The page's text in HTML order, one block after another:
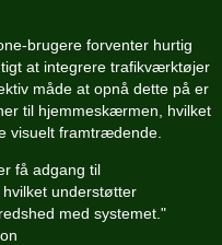
brugere forventer hurtig
at integrere trafikværktøjer
måde at opnå dette på er
til hjemmeskærmen, hvilket
visuelt framtrædende.
få adgang til
understøtter
med systemet."